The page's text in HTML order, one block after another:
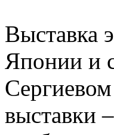
Выставка
Японии и
выставки